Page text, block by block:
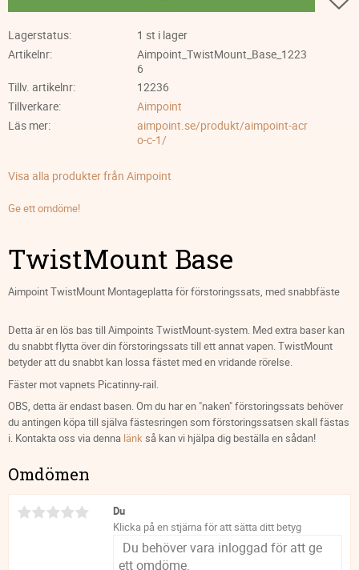
Lagerstatus
1 st i lager
Artikelnr
Aimpoint_TwistMount_Base_1223
6
Tillv. artikelnr
12236
Tillverkare
Aimpoint
Läs mer
aimpoint.se/produkt/aimpoint-acr
o-c-1/
Visa alla produkter från Aimpoint
Ge ett omdöme!
TwistMount Base
Aimpoint TwistMount Montageplatta för förstoringssats, med snabbfäste
Detta är en lös bas till Aimpoints TwistMount-system. Med extra baser kan
du snabbt flytta över din förstoringssats till ett annat vapen. TwistMount
betyder att du snabbt kan lossa fästet med en vridande rörelse.
Fäster mot vapnets Picatinny-rail.
OBS, detta är endast basen. Om du har en "naken" förstoringssats behöver
du antingen köpa till själva fästesringen som förstoringssatsen skall fästas
i. Kontakta oss via denna länkså kan vi hjälpa dig beställa en sådan!
Omdömen
Du
Klicka på en stjärna för att sätta ditt betyg